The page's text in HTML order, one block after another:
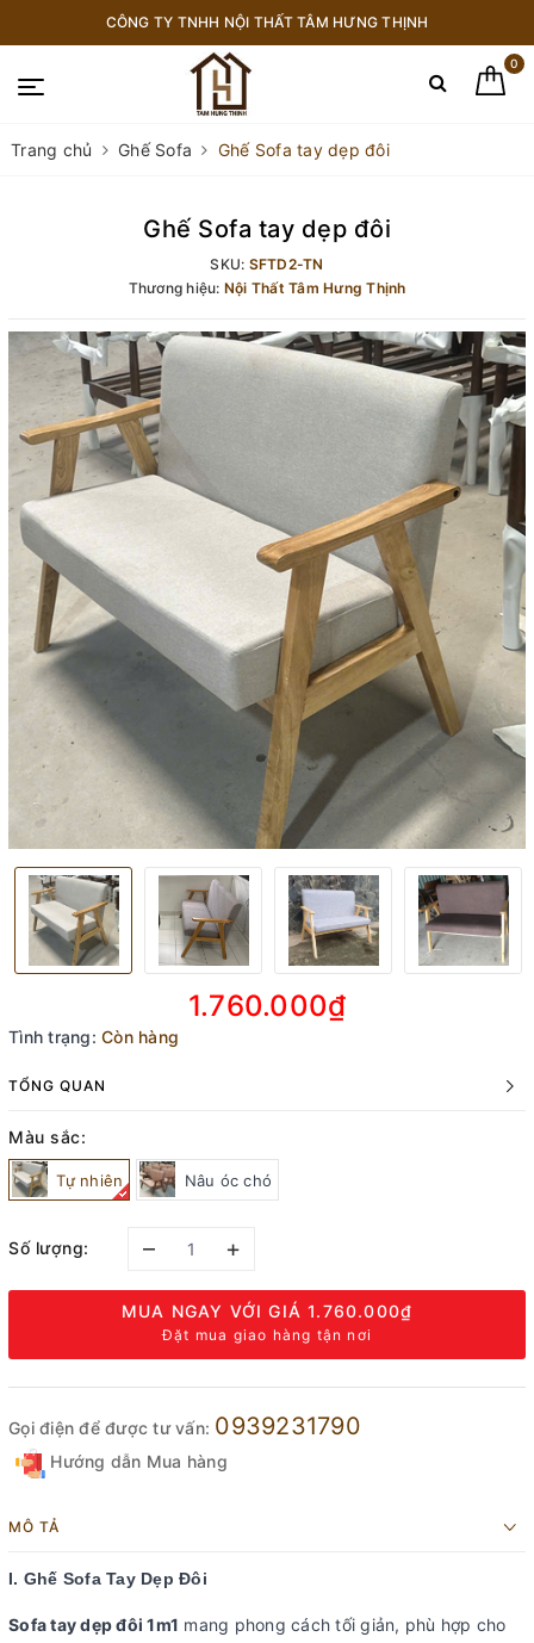
CÔNG TY TNHH NỘI THẤT TÂM HƯNG THỊNH
0
Trang chủ Ghế Sofa Ghế Sofa tay dẹp đôi
Ghế Sofa tay dẹp đôi
SKU: SFTD2-TN
Thương hiệu: Nội Thất Tâm Hưng Thịnh
1.760.000₫
Tình trạng: Còn hàng
TỔNG QUAN
Màu sắc:
Tự nhiên Nâu óc chó
Số lượng: – +
MUA NGAY VỚI GIÁ1.760.000₫
Đặt mua giao hàng tận nơi
Gọi điện để được tư vấn: 0939231790
Hướng dẫn Mua hàng
MÔ TẢ
I. Ghế Sofa Tay Dẹp Đôi
Sofa tay dẹp đôi 1m1 mang phong cách tối giản, phù hợp cho